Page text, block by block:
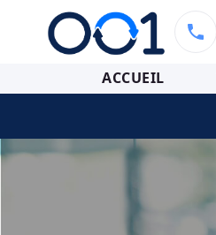
ACCUEIL